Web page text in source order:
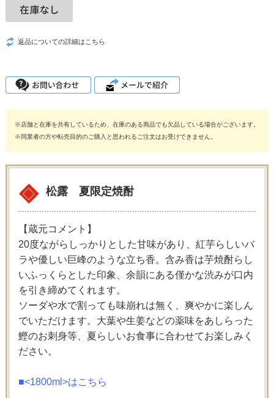
返品についての詳細はこちら
※店舗と在庫を共有しているため、在庫のある商品でも欠品している場合がございます。
※同業者の方や転売目的のご購入と思われるご注文はお受けできません。
松露 夏限定焼酎
【蔵元コメント】
20度ながらしっかりとした甘味があり、紅芋らしいバ
ラや優しい巨峰のような立ち香。含み香は芋焼酎らし
いふっくらとした印象、余韻にある僅かな渋みが口内
を引き締めてくれます。
ソーダや水で割っても味崩れは無く、爽やかに楽しん
でいただけます。大葉や生姜などの薬味をあしらった
鰹のお刺身等、夏らしいお食事に合わせてお楽しみく
ださい。
■<1800ml>はこちら